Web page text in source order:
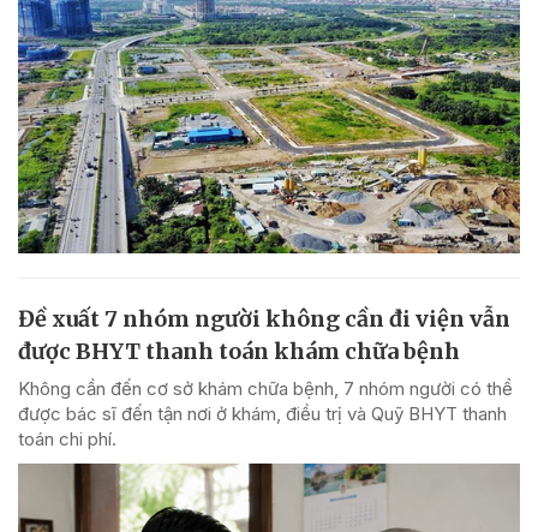
Đề xuất 7 nhóm người không cần đi viện vẫn
được BHYT thanh toán khám chữa bệnh
Không cần đến cơ sở khám chữa bệnh, 7 nhóm người có thể
được bác sĩ đến tận nơi ở khám, điều trị và Quỹ BHYT thanh
toán chi phí.